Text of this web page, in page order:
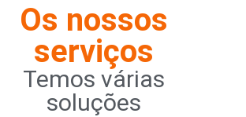
Os nossos
serviços
Temos várias
soluções